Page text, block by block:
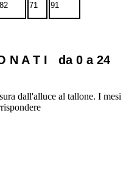
82 71 91
N A T I da 0 a 24
dall'alluce al tallone. I mesi